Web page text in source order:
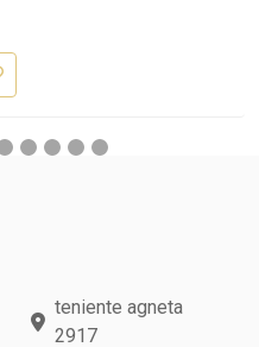
teniente agneta
2917